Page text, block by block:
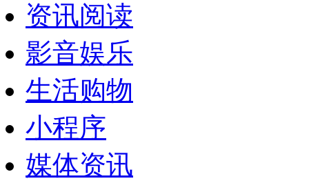
资讯阅读
影音娱乐
生活购物
小程序
媒体资讯